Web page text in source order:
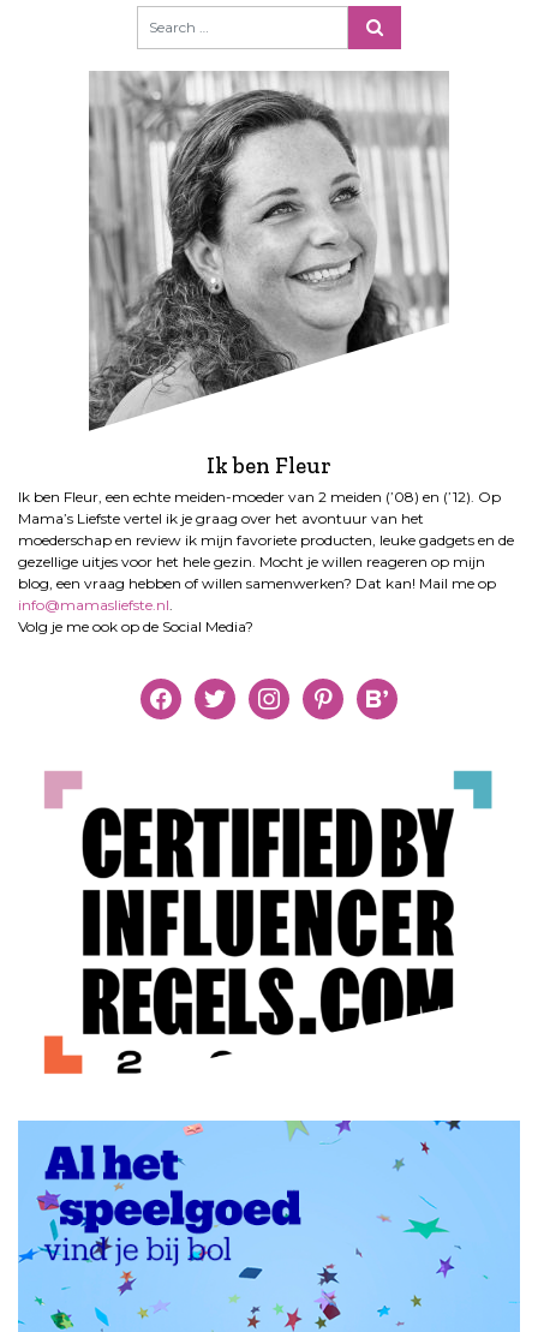
Ik ben Fleur
Ik ben Fleur, een echte meiden-moeder van 2 meiden (’08) en (’12). Op
Mama’s Liefste vertel ik je graag over het avontuur van het
moederschap en review ik mijn favoriete producten, leuke gadgets en de
gezellige uitjes voor het hele gezin. Mocht je willen reageren op mijn
blog, een vraag hebben of willen samenwerken? Dat kan! Mail me op
info@mamasliefste.nl
Volg je me ook op de Social Media?
facebooktwitter instagrampinterestbloglovin